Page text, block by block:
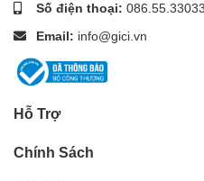
- Chuẩn giao tiếp: SATA 3. Tốc
- Kích thước: 3.5 Inch. Ổ cứng
4. Phụ kiện:
+ Khuyến mại kèm theo mỗi
+ Camera đã bao gồm đế treo
+ Đã bao gồm bộ đổi nguồn cho
+ Tặng kèm dây HDMI 1,5m kết
+ Miễn phí trọn đời dịch vụ tên
Số điện thoại: 086.55.33033
Email: info@gici.vn
Hỗ Trợ
Chính Sách